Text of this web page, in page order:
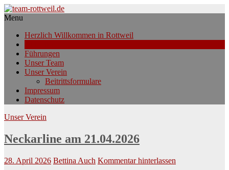
Menu
Herzlich Willkommen in Rottweil
Führungen
Unser Team
Unser Verein
Beitrittsformulare
Impressum
Datenschutz
Unser Verein
Neckarline am 21.04.2026
28. April 2026 Bettina Auch Kommentar hinterlassen